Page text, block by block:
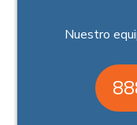
Nuestro